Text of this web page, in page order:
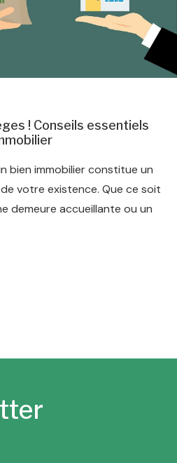
! Conseils essentiels
bien immobilier constitue un
votre existence. Que ce soit
demeure accueillante ou un